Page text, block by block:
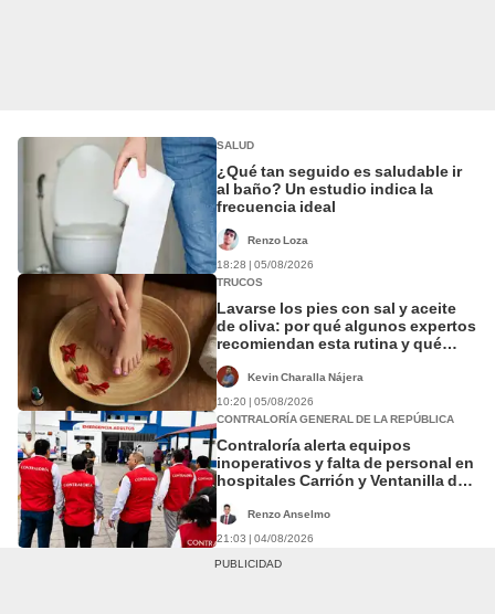
SALUD
¿Qué tan seguido es saludable ir
al baño? Un estudio indica la
frecuencia ideal
Renzo Loza
18:28 | 05/08/2026
TRUCOS
Lavarse los pies con sal y aceite
de oliva: por qué algunos expertos
recomiendan esta rutina y qué
Kevin Charalla Nájera
10:20 | 05/08/2026
CONTRALORÍA GENERAL DE LA REPÚBLICA
Contraloría alerta equipos
inoperativos y falta de personal en
hospitales Carrión y Ventanilla del
Renzo Anselmo
21:03 | 04/08/2026